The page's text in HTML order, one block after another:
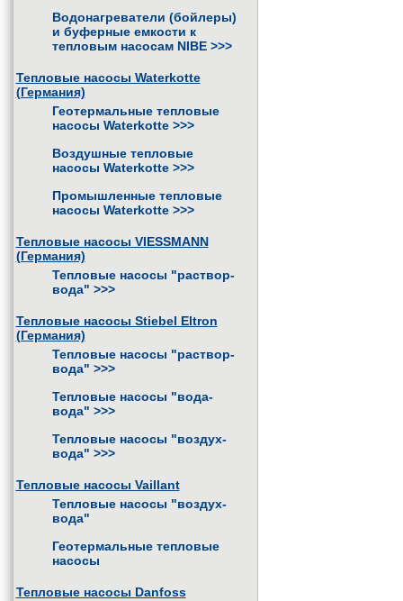
Водонагреватели (бойлеры)
и буферные емкости к
тепловым насосам NIBE >>>
Тепловые насосы Waterkotte
(Германия)
Геотермальные тепловые
насосы Waterkotte >>>
Воздушные тепловые
насосы Waterkotte >>>
Промышленные тепловые
насосы Waterkotte >>>
Тепловые насосы VIESSMANN
(Германия)
Тепловые насосы "раствор-
вода" >>>
Тепловые насосы Stiebel Eltron
(Германия)
Тепловые насосы "раствор-
вода" >>>
Тепловые насосы "вода-
вода" >>>
Тепловые насосы "воздух-
вода" >>>
Тепловые насосы Vaillant
Тепловые насосы "воздух-
вода"
Геотермальные тепловые
насосы
Тепловые насосы Danfoss